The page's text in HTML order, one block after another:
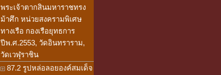
พระเจ้าตากสินมหาราชทรง
ม้าศึก หน่วยสงครามพิเศษ
ทางเรือ กองเรือยุทธการ
ปีพ.ศ.2553, วัดอินทราราม,
วัดเวฬุราชิน
87.2 รูปหล่อลอยองค์สมเด็จ